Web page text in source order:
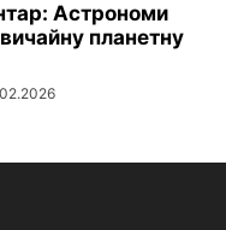
Астрономи
планетну